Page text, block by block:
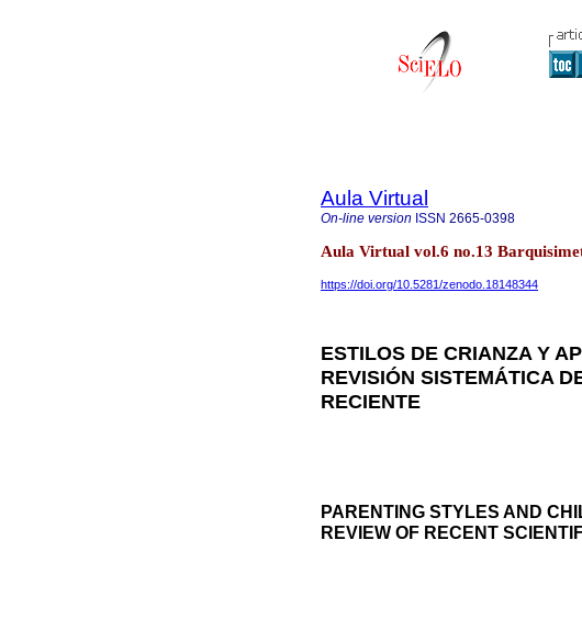
Aula Virtual
On-line version ISSN 2665-0398
Aula Virtual vol.6 no.13
https://doi.org/10.5281/zenodo.18148344
ESTILOS DE CRIANZA Y
REVISIÓN SISTEMÁTICA
RECIENTE
PARENTING STYLES AND
REVIEW OF RECENT